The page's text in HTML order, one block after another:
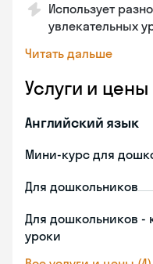
Использует
увлекательных
Читать дальше
Услуги и цены
Английский язык
Мини-курс для
Для дошкольников
Для дошкольников -
уроки